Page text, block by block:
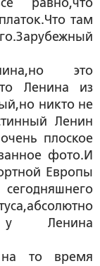
равно,что
там
это
Ленина из
никто не
Ленин
плоское
фото.И
Европы
у Ленина
на то время